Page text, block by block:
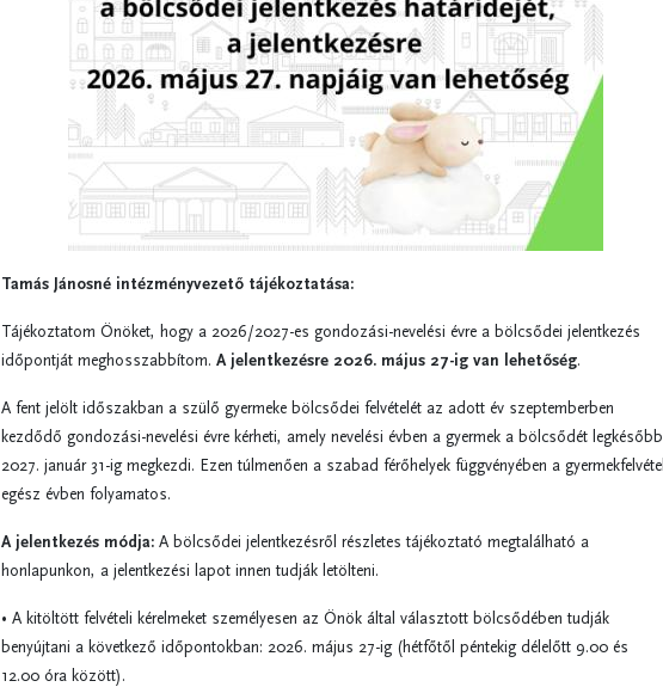
Tamás Jánosné intézményvezető tájékoztatása:
Tájékoztatom Önöket, hogy a 2026/2027-es gondozási-nevelési évre a bölcsődei jelentkezés
időpontját meghosszabbítom. A jelentkezésre 2026. május 27-ig van lehetőség.
A fent jelölt időszakban a szülő gyermeke bölcsődei felvételét az adott év szeptemberben
kezdődő gondozási-nevelési évre kérheti, amely nevelési évben a gyermek a bölcsődét legkésőbb
2027. január 31-ig megkezdi. Ezen túlmenően a szabad férőhelyek függvényében a gyermekfelvétel
egész évben folyamatos.
A jelentkezés módja: A bölcsődei jelentkezésről részletes tájékoztató megtalálható a
honlapunkon, a jelentkezési lapot innen tudják letölteni.
• A kitöltött felvételi kérelmeket személyesen az Önök által választott bölcsődében tudják
benyújtani a következő időpontokban: 2026. május 27-ig (hétfőtől péntekig délelőtt 9.00 és
12.00 óra között).